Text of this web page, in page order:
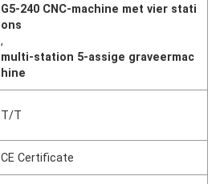
G5-240 CNC-machine met vier stati
ons
,
multi-station 5-assige graveermac
hine
T/T
CE Certificate